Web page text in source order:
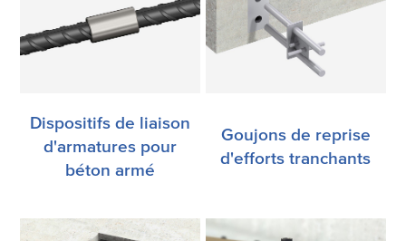
Dispositifs de liaison
d'armatures pour
béton armé
Goujons de reprise
d'efforts tranchants